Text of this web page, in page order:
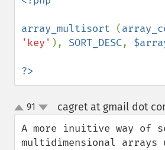
array_multisort (
'key' ), SORT_DESC,
?>
up
down
91 cagret at gmail dot
A more inuitive way of
multidimensional arrays